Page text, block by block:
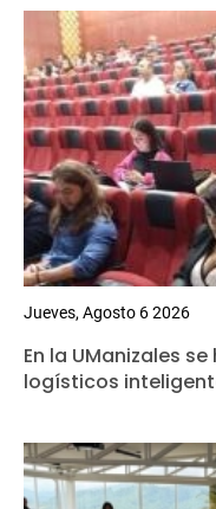
Jueves, Agosto 6 2026
En la UManizales
logísticos